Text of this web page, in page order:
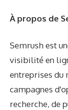
À propos de
Semrush est
visibilité en
entreprises du
campagnes
recherche, de